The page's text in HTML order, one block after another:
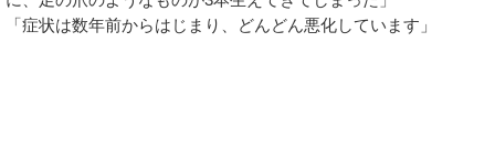
「症状は数年前からはじまり、どんどん悪化しています」